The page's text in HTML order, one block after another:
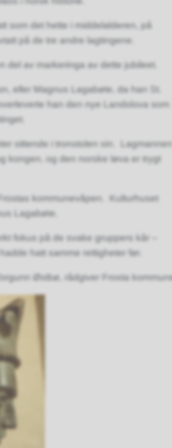
som det hette i middelalderen, på
på de tre andre lagtingene.
del av markeringa av dette jubileet.
eller Magnus Lagabøte, da han St.
han den nye Landslova som
sittende i tronstolen sin. Lagmannen
kongen, og den norske løva er trygt
kommunevåpen. Kulturhuset
Lagabøte.
fokus på de svake gruppers kår –
hatt samme rettigheter før.
Østbø, rådgiver Frosta